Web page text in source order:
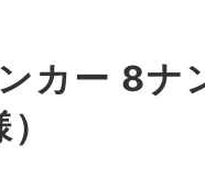
カー 8ナ